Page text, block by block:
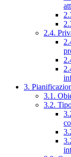
2.4.
3.
3.1.
3.2.